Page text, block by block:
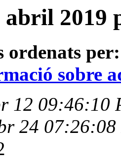
2019
ordenats per:
sobre
12 09:46:10
24 07:26:08